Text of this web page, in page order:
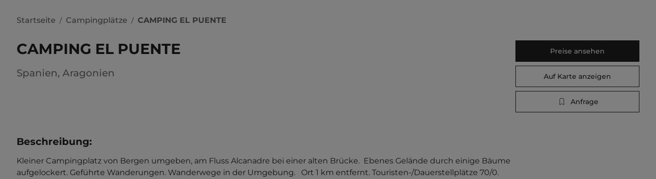
Startseite / Campingplätze / CAMPING EL PUENTE
CAMPING EL PUENTE
Spanien, Aragonien
Preise ansehen
Auf Karte anzeigen
Anfrage
Beschreibung:
Kleiner Campingplatz von Bergen umgeben, am Fluss Alcanadre bei einer alten Brücke.  Ebenes Gelände durch einige Bäume
aufgelockert. Geführte Wanderungen. Wanderwege in der Umgebung.   Ort 1 km entfernt. Touristen-/Dauerstellplätze 70/0.